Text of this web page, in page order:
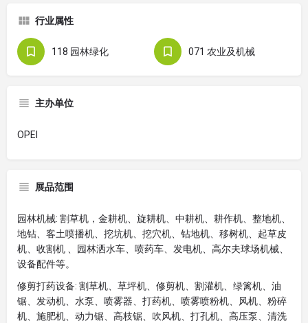
行业属性
118 园林绿化 071 农业及机械
主办单位
OPEI
展品范围
园林机械: 割草机，金耕机、旋耕机、中耕机、耕作机、整地机、
地钻、客土喷播机、挖坑机、挖穴机、钻地机、移树机、起草皮
机、收割机 、园林洒水车、喷药车、发电机、高尔夫球场机械、
设备配件等。
修剪打药设备: 割草机、草坪机、修剪机、割灌机、绿篱机、油
锯、发动机、水泵、喷雾器、打药机、喷雾喷粉机、风机、粉碎
机、施肥机、动力锯、高枝锯、吹风机、打孔机、高压泵、清洗